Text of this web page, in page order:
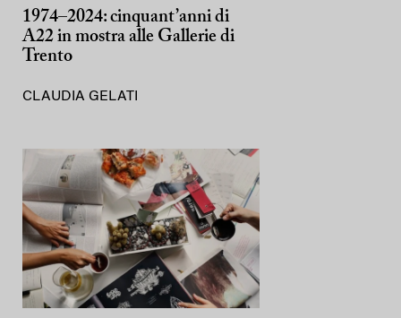
1974–2024: cinquant’anni di
A22 in mostra alle Gallerie di
Trento
CLAUDIA GELATI